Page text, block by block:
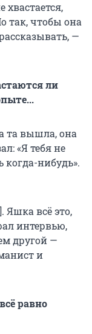
хвастается,
так, чтобы она
—
ли
та вышла, она
«Я тебя не
нибудь».
Яшка всё это,
интервью,
другой —
и
равно